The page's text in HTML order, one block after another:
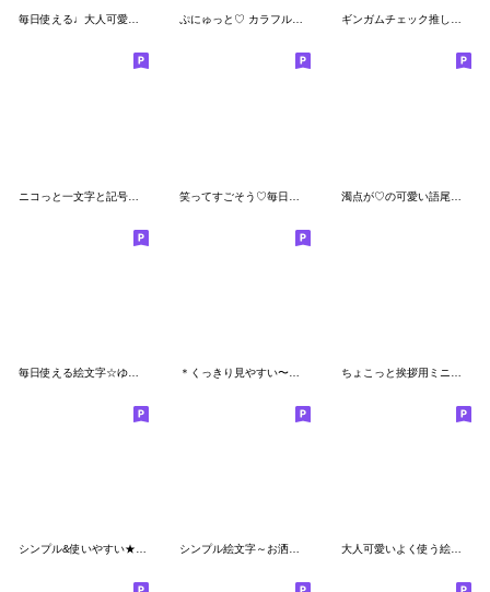
毎日使える♩大人可愛いスマイルさん絵文字 ぷにゅっと♡ カラフル絵文字② ギンガムチェック推しカラフル絵文字
シンプル&使いやすい★顔絵文字 part2 シンプル絵文字～お洒落～ 大人可愛いよく使う絵文字